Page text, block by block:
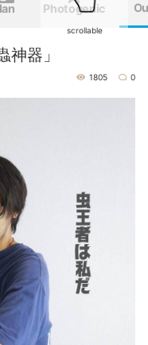
Photogenic
器」
1805 0